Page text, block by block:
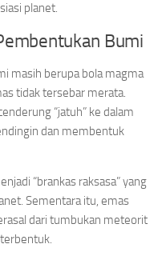
planet.
Bumi
masih berupa bola magma
tidak tersebar merata.
“jatuh” ke dalam
dan membentuk
“brankas raksasa” yang
Sementara itu, emas
dari tumbukan meteorit